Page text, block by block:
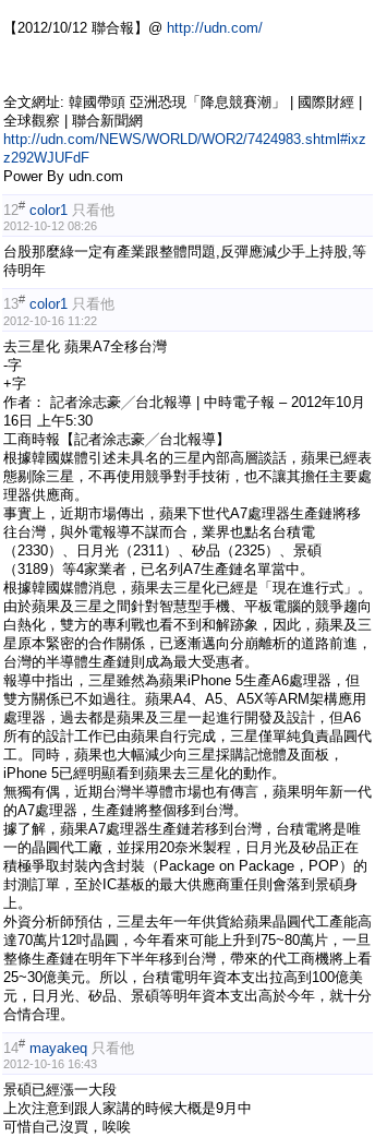
【2012/10/12 聯合報】@ http://udn.com/
全文網址: 韓國帶頭 亞洲恐現「降息競賽潮」 | 國際財經 |
全球觀察 | 聯合新聞網
http://udn.com/NEWS/WORLD/WOR2/7424983.shtml#ixz
z292WJUFdF
Power By udn.com
12# color1 只看他
2012-10-12 08:26
台股那麼綠一定有產業跟整體問題,反彈應減少手上持股,等
待明年
13# color1 只看他
2012-10-16 11:22
去三星化 蘋果A7全移台灣
-字
+字
作者： 記者涂志豪╱台北報導 | 中時電子報 – 2012年10月
16日 上午5:30
工商時報【記者涂志豪╱台北報導】
根據韓國媒體引述未具名的三星內部高層談話，蘋果已經表
態剔除三星，不再使用競爭對手技術，也不讓其擔任主要處
理器供應商。
事實上，近期市場傳出，蘋果下世代A7處理器生產鏈將移
往台灣，與外電報導不謀而合，業界也點名台積電
（2330）、日月光（2311）、矽品（2325）、景碩
（3189）等4家業者，已名列A7生產鏈名單當中。
根據韓國媒體消息，蘋果去三星化已經是「現在進行式」。
由於蘋果及三星之間針對智慧型手機、平板電腦的競爭趨向
白熱化，雙方的專利戰也看不到和解跡象，因此，蘋果及三
星原本緊密的合作關係，已逐漸邁向分崩離析的道路前進，
台灣的半導體生產鏈則成為最大受惠者。
報導中指出，三星雖然為蘋果iPhone 5生產A6處理器，但
雙方關係已不如過往。蘋果A4、A5、A5X等ARM架構應用
處理器，過去都是蘋果及三星一起進行開發及設計，但A6
所有的設計工作已由蘋果自行完成，三星僅單純負責晶圓代
工。同時，蘋果也大幅減少向三星採購記憶體及面板，
iPhone 5已經明顯看到蘋果去三星化的動作。
無獨有偶，近期台灣半導體市場也有傳言，蘋果明年新一代
的A7處理器，生產鏈將整個移到台灣。
據了解，蘋果A7處理器生產鏈若移到台灣，台積電將是唯
一的晶圓代工廠，並採用20奈米製程，日月光及矽品正在
積極爭取封裝內含封裝（Package on Package，POP）的
封測訂單，至於IC基板的最大供應商重任則會落到景碩身
上。
外資分析師預估，三星去年一年供貨給蘋果晶圓代工產能高
達70萬片12吋晶圓，今年看來可能上升到75~80萬片，一旦
整條生產鏈在明年下半年移到台灣，帶來的代工商機將上看
25~30億美元。所以，台積電明年資本支出拉高到100億美
元，日月光、矽品、景碩等明年資本支出高於今年，就十分
合情合理。
14# mayakeq 只看他
2012-10-16 16:43
景碩已經漲一大段
上次注意到跟人家講的時候大概是9月中
可惜自己沒買，唉唉